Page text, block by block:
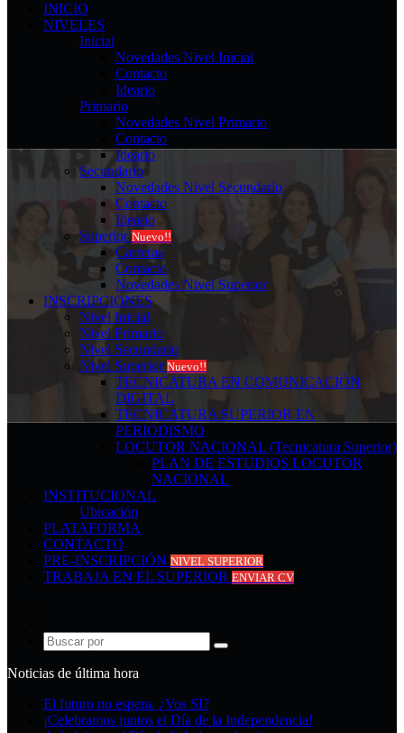
INICIO
NIVELES
Inicial
Novedades Nivel Inicial
Contacto
Ideario
Primario
Novedades Nivel Primario
Contacto
Ideario
Secundario
Novedades Nivel Secundario
Contacto
Ideario
Superior Nuevo!!
Carreras
Contacto
Novedades Nivel Superior
INSCRIPCIONES
Nivel Inicial
Nivel Primario
Nivel Secundario
Nivel Superior Nuevo!!
TECNICATURA EN COMUNICACIÓN
DIGITAL
TECNICATURA SUPERIOR EN
PERIODISMO
LOCUTOR NACIONAL (Tecnicatura Superior)
PLAN DE ESTUDIOS LOCUTOR
NACIONAL
INSTITUCIONAL
Ubicación
PLATAFORMA
CONTACTO
PRE-INSCRIPCIÓN NIVEL SUPERIOR
TRABAJA EN EL SUPERIOR ENVIAR CV
al
azar
Buscar
Noticias de última hora
El futuro no espera. ¿Vos SI?
¡Celebramos juntos el Día de la Independencia!